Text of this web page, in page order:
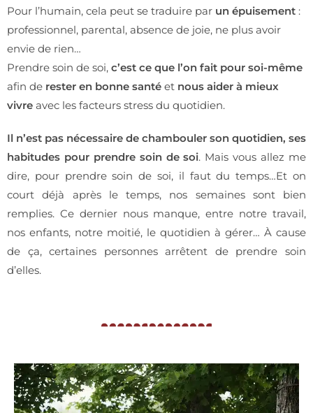
Pour l’humain, cela peut se traduire par un épuisement :
professionnel, parental, absence de joie, ne plus avoir
envie de rien…
Prendre soin de soi, c’est ce que l’on fait pour soi-même
afin de rester en bonne santé et nous aider à mieux
vivre avec les facteurs stress du quotidien.
Il n’est pas nécessaire de chambouler son quotidien, ses
habitudes pour prendre soin de soi. Mais vous allez me
dire, pour prendre soin de soi, il faut du temps…Et on
court déjà après le temps, nos semaines sont bien
remplies. Ce dernier nous manque, entre notre travail,
nos enfants, notre moitié, le quotidien à gérer… À cause
de ça, certaines personnes arrêtent de prendre soin
d’elles.